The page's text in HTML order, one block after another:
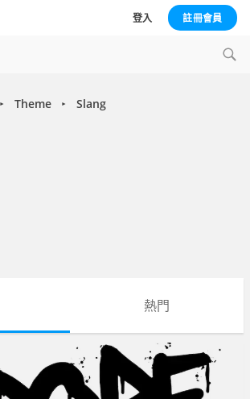
登入 註冊會員
► Theme ► Slang
熱門